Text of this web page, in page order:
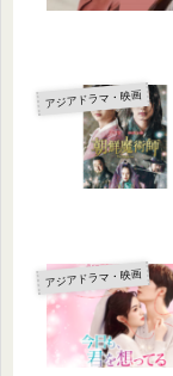
アジアドラマ・映画
アジアドラマ・映画